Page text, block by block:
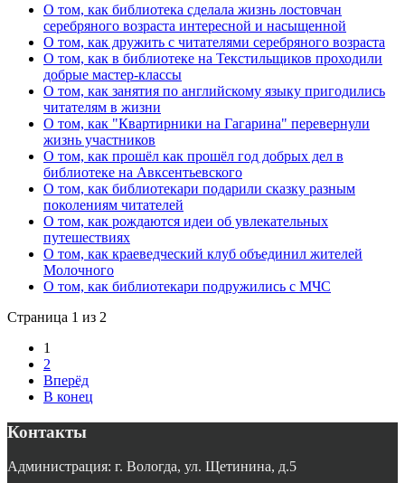
О том, как библиотека сделала жизнь лостовчан
серебряного возраста интересной и насыщенной
О том, как дружить с читателями серебряного возраста
О том, как в библиотеке на Текстильщиков проходили
добрые мастер-классы
О том, как занятия по английскому языку пригодились
читателям в жизни
О том, как "Квартирники на Гагарина" перевернули
жизнь участников
О том, как прошёл как прошёл год добрых дел в
библиотеке на Авксентьевского
О том, как библиотекари подарили сказку разным
поколениям читателей
О том, как рождаются идеи об увлекательных
путешествиях
О том, как краеведческий клуб объединил жителей
Молочного
О том, как библиотекари подружились с МЧС
Страница 1 из 2
1
2
Вперёд
В конец
Контакты
Администрация: г. Вологда, ул. Щетинина, д.5